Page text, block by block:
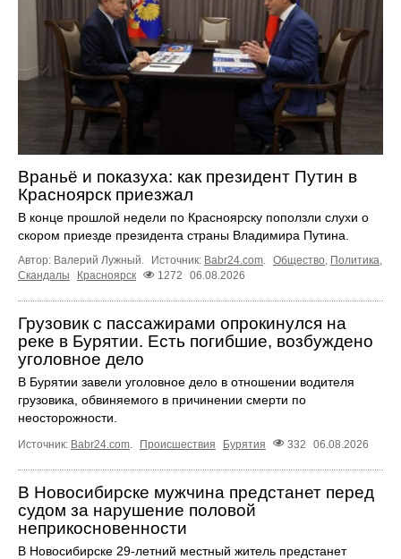
Враньё и показуха: как президент Путин в
Красноярск приезжал
В конце прошлой недели по Красноярску поползли слухи о
скором приезде президента страны Владимира Путина.
Автор: Валерий Лужный. Источник: Babr24.com. Общество, Политика,
Скандалы
Красноярск 1272 06.08.2026
Грузовик с пассажирами опрокинулся на
реке в Бурятии. Есть погибшие, возбуждено
уголовное дело
В Бурятии завели уголовное дело в отношении водителя
грузовика, обвиняемого в причинении смерти по
неосторожности.
Источник: Babr24.com Происшествия Бурятия 332 06.08.2026
В Новосибирске мужчина предстанет перед
судом за нарушение половой
неприкосновенности
В Новосибирске 29-летний местный житель предстанет